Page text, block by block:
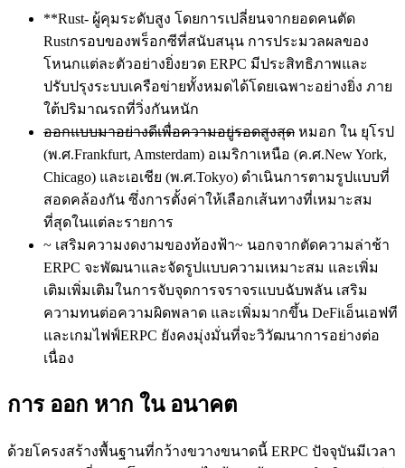
**Rust- ผู้คุมระดับสูง โดยการเปลี่ยนจากยอดคนตัด
Rustกรอบของพร็อกซีที่สนับสนุน การประมวลผลของ
โหนกแต่ละตัวอย่างยิ่งยวด ERPC มีประสิทธิภาพและ
ปรับปรุงระบบเครือข่ายทั้งหมดได้โดยเฉพาะอย่างยิ่ง ภาย
ใต้ปริมาณรถที่วิ่งกันหนัก
ออกแบบมาอย่างดีเพื่อความอยู่รอดสูงสุด หมอก ใน ยุโรป
(พ.ศ.Frankfurt, Amsterdam) อเมริกาเหนือ (ค.ศ.New York,
Chicago) และเอเชีย (พ.ศ.Tokyo) ดําเนินการตามรูปแบบที่
สอดคล้องกัน ซึ่งการตั้งค่าให้เลือกเส้นทางที่เหมาะสม
ที่สุดในแต่ละรายการ
~ เสริมความงดงามของท้องฟ้า~ นอกจากตัดความล่าช้า
ERPC จะพัฒนาและจัดรูปแบบความเหมาะสม และเพิ่ม
เติมเพิ่มเติมในการจับจุดการจราจรแบบฉับพลัน เสริม
ความทนต่อความผิดพลาด และเพิ่มมากขึ้น DeFiเอ็นเอฟที
และเกมไฟฟ์ERPC ยังคงมุ่งมั่นที่จะวิวัฒนาการอย่างต่อ
เนื่อง
การ ออก หาก ใน อนาคต
ด้วยโครงสร้างพื้นฐานที่กว้างขวางขนาดนี้ ERPC ปัจจุบันมีเวลา